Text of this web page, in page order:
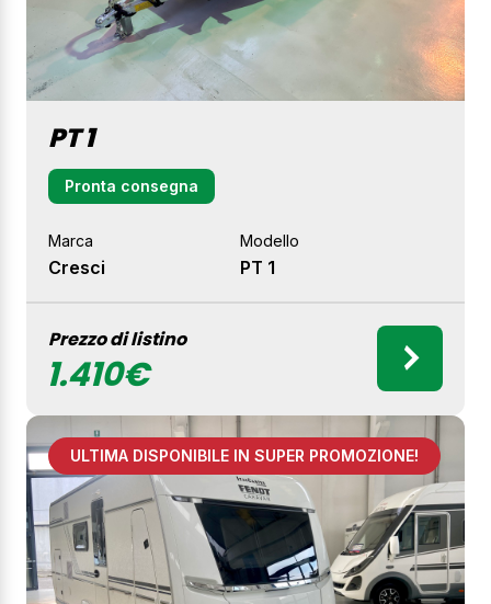
PT 1
Pronta consegna
Marca
Cresci
Modello
PT 1
Prezzo di listino
1.410€
ULTIMA DISPONIBILE IN SUPER PROMOZIONE!